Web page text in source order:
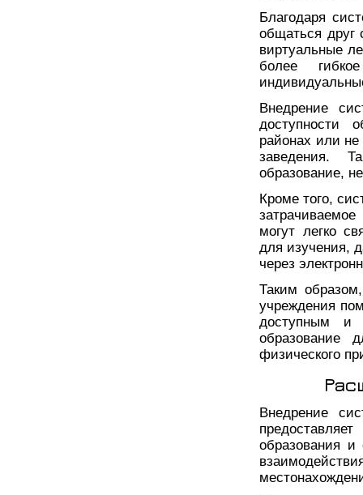
Благодаря
общаться друг
виртуальные
более
Внедрение
доступности
районах или
заведения.
образование,
Кроме того,
могут легко
для изучения,
через
Таким
учреждения
доступным и
образование
физического
Внедрение
образования